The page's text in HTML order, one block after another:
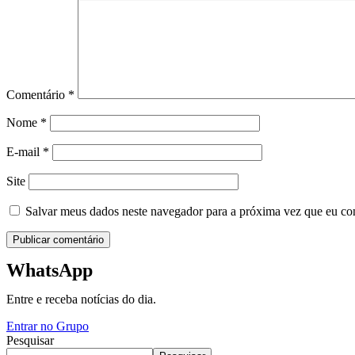
Comentário *
Nome *
E-mail *
Site
Salvar meus dados neste navegador para a próxima vez que eu
WhatsApp
Entre e receba notícias do dia.
Entrar no Grupo
Pesquisar